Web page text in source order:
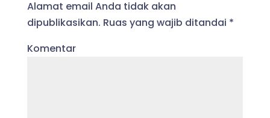
Alamat email Anda tidak akan
dipublikasikan. Ruas yang wajib ditandai *
Komentar